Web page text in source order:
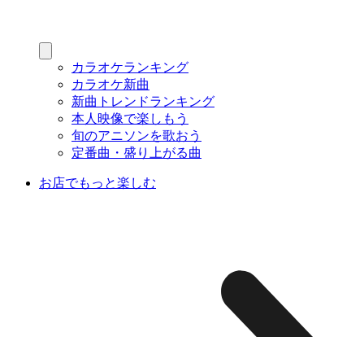
カラオケランキング
カラオケ新曲
新曲トレンドランキング
本人映像で楽しもう
旬のアニソンを歌おう
定番曲・盛り上がる曲
お店でもっと楽しむ